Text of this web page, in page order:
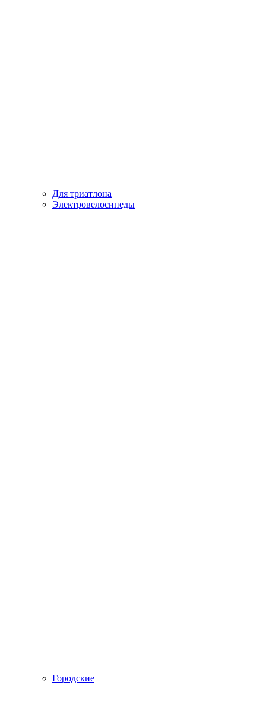
Для триатлона
Электровелосипеды
Городские